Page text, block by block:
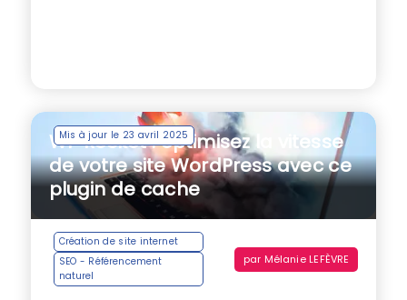
Mis à jour le 23 avril 2025
WP Rocket : optimisez la vitesse
de votre site WordPress avec ce
plugin de cache
Création de site internet
SEO - Référencement
naturel
par Mélanie LEFÈVRE